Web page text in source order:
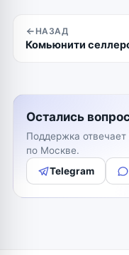
НАЗАД
Комьюнити
Остались
Поддержка
по Москве.
Telegram